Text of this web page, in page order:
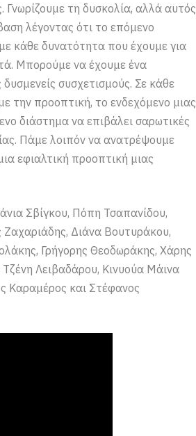
τη δυσκολία, αλλά αυτός
λέγοντας ότι το επόμενο
κάθε δυνατότητα που έχουμε για
Μπορούμε να έχουμε ένα
συσχετισμούς. Σε κάθε
την προοπτική, το ενδεχόμενο μιας
διάστημα να επιβάλει σαρωτικές
Πάμε λοιπόν να ανατρέψουμε
εφιαλτική προοπτική μιας
Σβίγκου, Πόπη Τσαπανίδου,
Διάνα Βουτυράκου,
Γρήγορης Θεοδωράκης, Χάρης
Λειβαδάρου, Κινυούα Μάινα
Καραμέρος και Στέφανος